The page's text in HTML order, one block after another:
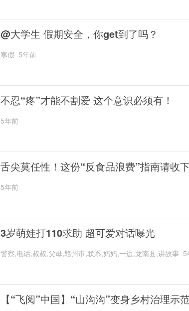
@大学生 假期安全，你get到了吗？
寒假 5年前
不忍“疼”才能不割爱 这个意识必须有！
5年前
舌尖莫任性！这份“反食品浪费”指南请收
5年前
3岁萌娃打110求助 超可爱对话曝光
警察,电话,叔叔,父母,赣州市,联系,妈妈,一边,龙南县,讲故事 5
【“飞阅”中国】“山沟沟”变身乡村治理示